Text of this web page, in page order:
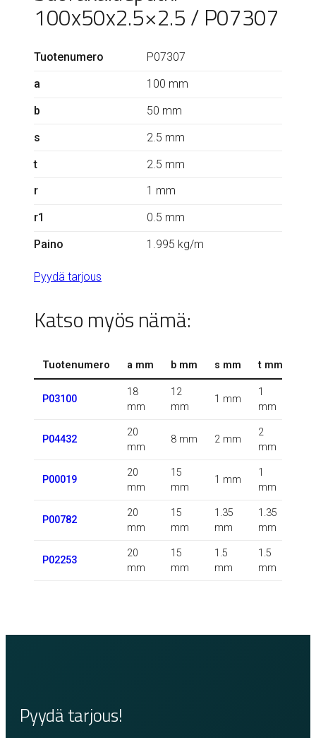
100x50x2.5×2.5 / P07307
Tuotenumero
P07307
a
100 mm
b
50 mm
s
2.5 mm
t
2.5 mm
r
1 mm
r1
0.5 mm
Paino
1.995 kg/m
Pyydä tarjous
Katso myös nämä:
Tuotenumero a mm b mm s mm t mm
P03100
18
mm
12
mm
1 mm
1
mm
P04432
20
mm
8 mm 2 mm
2
mm
P00019
20
mm
15
mm
1 mm
1
mm
P00782
20
mm
15
mm
1.35
mm
1.35
mm
P02253
20
mm
15
mm
1.5
mm
1.5
mm
Pyydä tarjous!